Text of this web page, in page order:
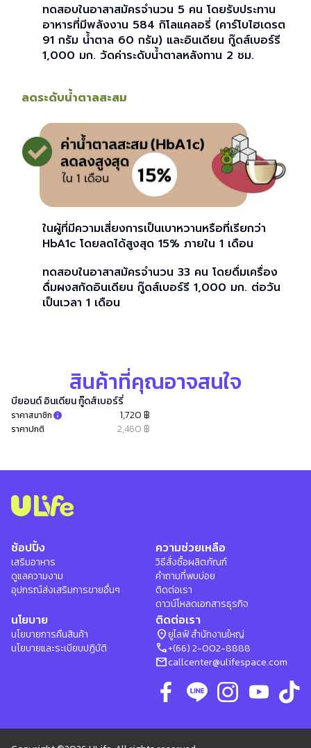
ทดสอบในอาสาสมัครจำนวน 5 คน โดยรับประทาน
อาหารที่มีพลังงาน 584 กิโลแคลอรี่ (คาร์โบไฮเดรต
91 กรัม น้ำตาล 60 กรัม) และอินเดียน กู๊ดส์เบอร์รี
1,000 มก. วัดค่าระดับน้ำตาลหลังทาน 2 ชม.
ลดระดับน้ำตาลสะสม
ในผู้ที่มีความเสี่ยงการเป็นเบาหวานหรือที่เรียกว่า
HbA1c โดยลดได้สูงสุด 15% ภายใน 1 เดือน
ทดสอบในอาสาสมัครจำนวน 33 คน โดยดื่มเครื่อง
ดื่มผงสกัดอินเดียน กู๊ดส์เบอร์รี 1,000 มก. ต่อวัน
เป็นเวลา 1 เดือน
สินค้าที่คุณอาจสนใจ
บียอนด์ อินเดียน กู๊ดส์เบอร์รี่
ราคาสมาชิก 1,720 ฿
ราคาปกติ 2,460 ฿
ช้อปปิ้ง
เสริมอาหาร
ดูแลความงาม
อุปกรณ์ส่งเสริมการขายอื่นๆ
ความช่วยเหลือ
วิธีสั่งซื้อผลิตภัณฑ์
คำถามที่พบบ่อย
ติดต่อเรา
ดาวน์โหลดเอกสารธุรกิจ
นโยบาย
นโยบายการคืนสินค้า
นโยบายและระเบียบปฏิบัติ
ติดต่อเรา
location_onยูไลฟ์ สำนักงานใหญ่
phone+(66) 2-002-8888
mailcallcenter@ulifespace.com